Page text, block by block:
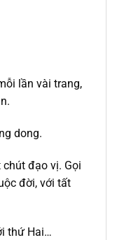
lần vài trang,
dong.
đạo vị. Gọi
đời, với tất
thứ Hai…